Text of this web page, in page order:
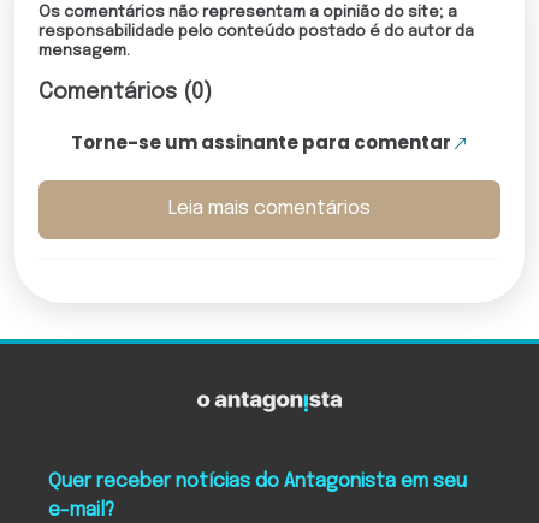
Os comentários não representam a opinião do site; a
responsabilidade pelo conteúdo postado é do autor da
mensagem.
Comentários (0)
Torne-se um assinante para comentar
Leia mais comentários
Quer receber notícias do Antagonista em seu
e-mail?